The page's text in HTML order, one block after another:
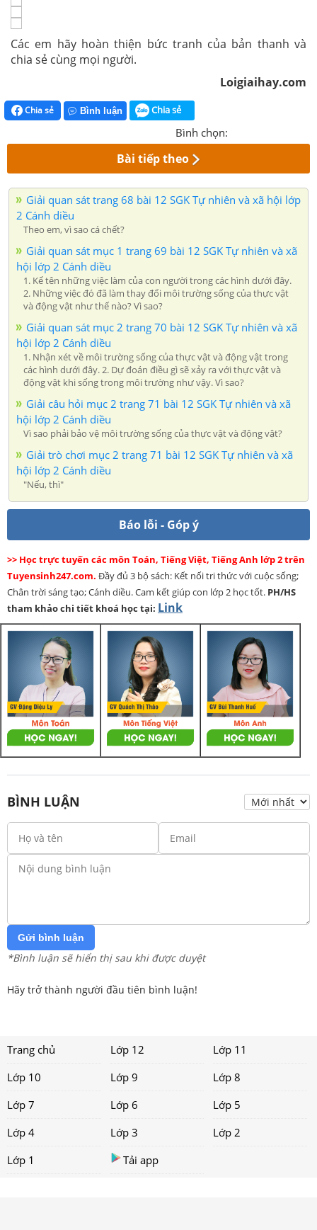
Các em hãy hoàn thiện bức tranh của bản thanh và
chia sẻ cùng mọi người.
Loigiaihay.com
Chia sẻ Bình luận Chia sẻ
Bình chọn:
Bài tiếp theo
Giải quan sát trang 68 bài 12 SGK Tự nhiên và xã hội lớp
2 Cánh diều
Theo em, vì sao cá chết?
Giải quan sát mục 1 trang 69 bài 12 SGK Tự nhiên và xã
hội lớp 2 Cánh diều
1. Kể tên những việc làm của con người trong các hình dưới đây.
2. Những việc đó đã làm thay đổi môi trường sống của thực vật
và động vật như thế nào? Vì sao?
Giải quan sát mục 2 trang 70 bài 12 SGK Tự nhiên và xã
hội lớp 2 Cánh diều
1. Nhận xét về môi trường sống của thực vật và động vật trong
các hình dưới đây. 2. Dự đoán điều gì sẽ xảy ra với thực vật và
động vật khi sống trong môi trường như vậy. Vì sao?
Giải câu hỏi mục 2 trang 71 bài 12 SGK Tự nhiên và xã
hội lớp 2 Cánh diều
Vì sao phải bảo vệ môi trường sống của thực vật và động vật?
Giải trò chơi mục 2 trang 71 bài 12 SGK Tự nhiên và xã
hội lớp 2 Cánh diều
"Nếu, thì"
Báo lỗi - Góp ý
>> Học trực tuyến các môn Toán, Tiếng Việt, Tiếng Anh lớp 2 trên
Tuyensinh247.com. Đầy đủ 3 bộ sách: Kết nối tri thức với cuộc sống;
Chân trời sáng tạo; Cánh diều. Cam kết giúp con lớp 2 học tốt. PH/HS
tham khảo chi tiết khoá học tại: Link
BÌNH LUẬN
Gửi bình luận
*Bình luận sẽ hiển thị sau khi được duyệt
Hãy trở thành người đầu tiên bình luận!
Trang chủ Lớp 12
Lớp 11
Lớp 10
Lớp 9
Lớp 8
Lớp 7
Lớp 6
Lớp 5
Lớp 4
Lớp 3
Lớp 2
Lớp 1
Tải app